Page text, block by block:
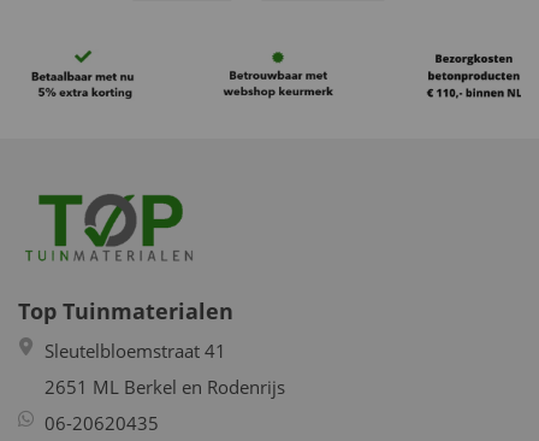
Top Tuinmaterialen
Sleutelbloemstraat 41
2651 ML Berkel en Rodenrijs
06-20620435